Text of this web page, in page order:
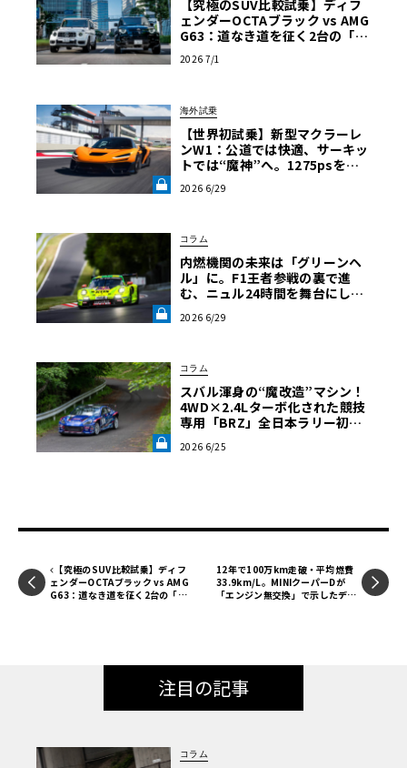
【究極のSUV比較試乗】ディフ
ェンダーOCTAブラック vs AMG
G63：道なき道を征く2台の「対
2026 7/1
海外試乗
【世界初試乗】新型マクラーレ
ンW1：公道では快適、サーキッ
トでは“魔神”へ。1275psを後
《LE VOLANT LAB》
2026 6/29
コラム
内燃機関の未来は「グリーンヘ
ル」に。F1王者参戦の裏で進
む、ニュル24時間を舞台にした
大地の車輪革命】第5回《LE VO
2026 6/29
コラム
スバル渾身の“魔改造”マシン！
4WD×2.4Lターボ化された競技
専用「BRZ」全日本ラリー初陣
OLANT LAB》
2026 6/25
【究極のSUV比較試乗】ディフ
ェンダーOCTAブラック vs AMG
G63：道なき道を征く2台の「対
12年で100万km走破・平均燃費
33.9km/L。MINIクーパーDが
「エンジン無交換」で示したディ
注目の記事
コラム